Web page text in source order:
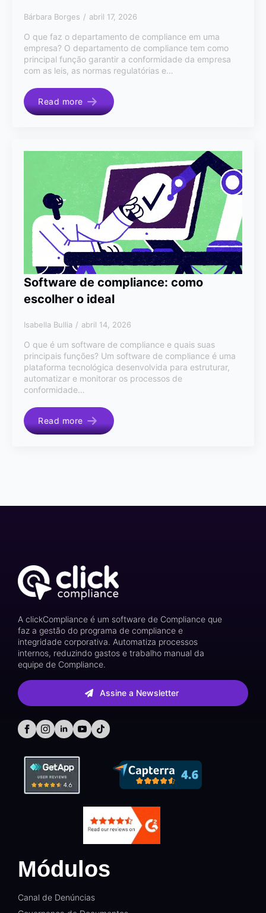
Bárbara Borges abril 17, 2026
O que faz o departamento de compliance em uma
empresa? O departamento de compliance tem como
principal função garantir a conformidade da empresa
com as leis, as normas regulatórias e…
Read more
Software de compliance: como
escolher o ideal
Isabella Bullia abril 14, 2026
O que é um software de compliance e quais suas
principais funções? Um software de compliance é uma
plataforma tecnológica desenvolvida para estruturar,
automatizar e monitorar os processos de
conformidade…
Read more
A clickCompliance é um software de Compliance que
faz a gestão do programa de compliance e
integridade corporativa. Automatiza processos
internos, reduzindo gastos e trabalho manual da
equipe de Compliance.
Assine a Newsletter
Módulos
Canal de Denúncias